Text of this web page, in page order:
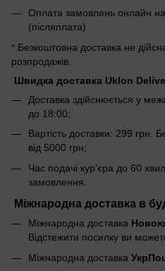
Оплата замовлень онлайн
(післяплата)
* Безкоштовна доставка не
розпродажів.
Швидка доставка Uklon
Доставка здійснюється у
до 18:00;
Вартість доставки: 299 грн.
від 5000 грн;
Час подачі кур'єра до 60
замовлення.
Міжнародна доставка в
Міжнародна доставка
Відстежити посилку ви
Міжнародна доставка